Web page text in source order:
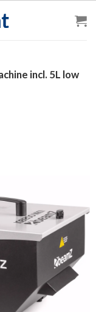
incl. 5L low